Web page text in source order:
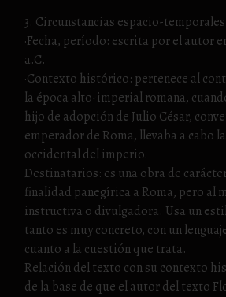
3. Circunstancias espacio-
·Fecha, período: escrita por el autor
a.C.
·Contexto histórico: pertenece al
la época alto-imperial romana,
hijo de adopción de Julio César,
emperador de Roma, llevaba a cabo
occidental del imperio.
Destinatarios: es una obra de
finalidad panegírica a Roma, pero al
instructiva o divulgadora. Usa un
tanto es muy concreto, con un
cuanto a la cuestión que trata.
Relación del texto con su contexto
de la base de que el autor del texto